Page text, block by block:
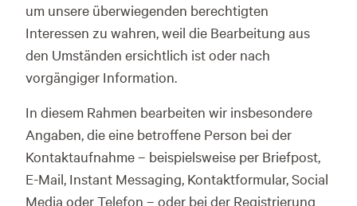
um unsere überwiegenden berechtigten
Interessen zu wahren, weil die Bearbeitung aus
den Umständen ersichtlich ist oder nach
vorgängiger Information.
In diesem Rahmen bearbeiten wir insbesondere
Angaben, die eine betroffene Person bei der
Kontaktaufnahme – beispielsweise per Briefpost,
E-Mail, Instant Messaging, Kontaktformular, Social
Media oder Telefon – oder bei der Registrierung